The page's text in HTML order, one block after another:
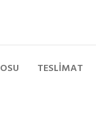
TESLIMAT